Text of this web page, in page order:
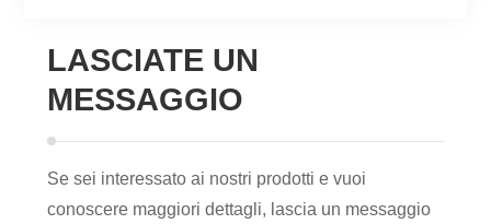
LASCIATE UN
MESSAGGIO
Se sei interessato ai nostri prodotti e vuoi
conoscere maggiori dettagli, lascia un messaggio